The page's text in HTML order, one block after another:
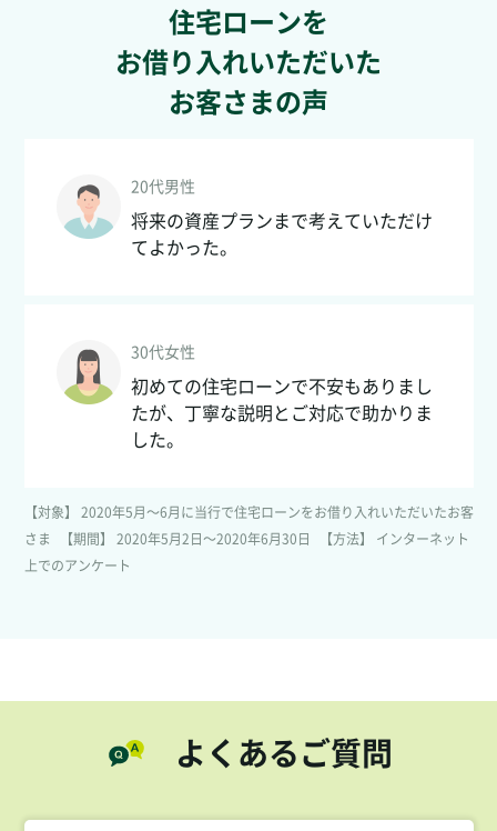
住宅ローンを
お借り入れいただいた
お客さまの声
20代男性
将来の資産プランまで考えていただけ
てよかった。
30代女性
初めての住宅ローンで不安もありまし
たが、丁寧な説明とご対応で助かりま
した。
【対象】
2020年5月～6月に当行で住宅ローンをお借り入れいただいたお客
さま
【期間】 2020年5月2日～2020年6月30日 【方法】
インターネット
上でのアンケート
よくあるご質問